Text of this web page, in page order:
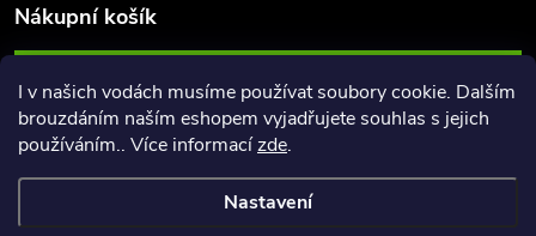
I v našich vodách musíme používat soubory cookie. Dalším
brouzdáním naším eshopem vyjadřujete souhlas s jejich
používáním.. Více informacízde.
Nastavení
s
u
Nákupní košík
0 KČ